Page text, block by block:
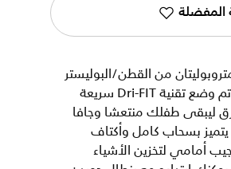
المفضلة
من القطن/البوليستر
الناعم من الداخل والخارج. تم وضع تقنية Dri-FIT سريعة
ليبقى طفلك منتعشا وجافا
بسحاب كامل وأكتاف
أمامي لتخزين الأشياء